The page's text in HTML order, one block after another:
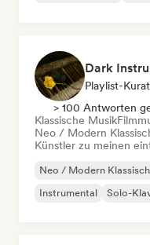
Dark
Playlist-
> 100 Antworten
Klassische Musik
Neo / Modern
Künstler zu meinen
Neo / Modern Klassisch
Instrumental
Solo-